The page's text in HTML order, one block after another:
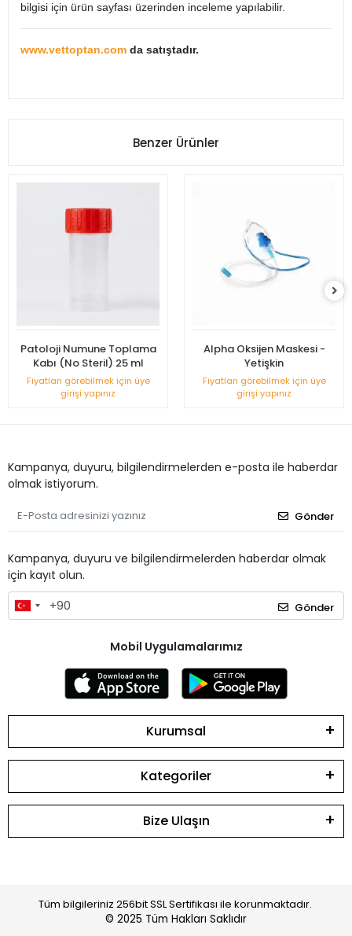
bilgisi için ürün sayfası üzerinden inceleme yapılabilir.
www.vettoptan.com da satıştadır.
Benzer Ürünler
Patoloji Numune Toplama
Kabı (No Steril) 25 ml
Fiyatları görebilmek için üye
girişi yapınız
Alpha Oksijen Maskesi -
Yetişkin
Fiyatları görebilmek için üye
girişi yapınız
Kampanya, duyuru, bilgilendirmelerden e-posta ile haberdar
olmak istiyorum.
Gönder
Kampanya, duyuru ve bilgilendirmelerden haberdar olmak
için kayıt olun.
Gönder
Mobil Uygulamalarımız
Kurumsal
Kategoriler
Bize Ulaşın
Tüm bilgileriniz 256bit SSL Sertifikası ile korunmaktadır.
© 2025 Tüm Hakları Saklıdır